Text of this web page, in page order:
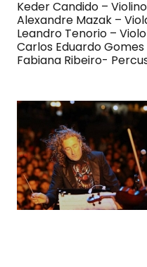
Keder Candido – Violino
Alexandre Mazak –
Leandro Tenorio –
Carlos Eduardo
Fabiana Ribeiro-